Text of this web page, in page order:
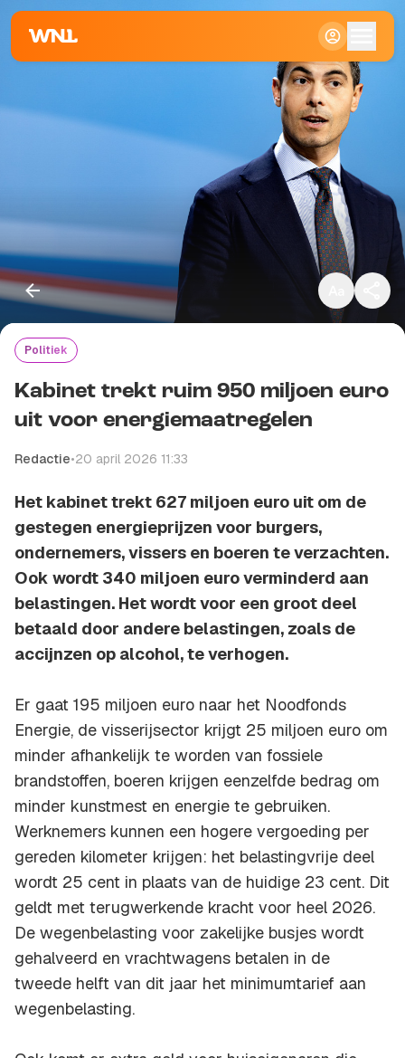
Klein
Standaard
Groot
Politiek
Kabinet trekt ruim 950 miljoen euro
uit voor energiemaatregelen
Redactie•20 april 2026 11:33
Het kabinet trekt 627 miljoen euro uit om de
gestegen energieprijzen voor burgers,
ondernemers, vissers en boeren te verzachten.
Ook wordt 340 miljoen euro verminderd aan
belastingen. Het wordt voor een groot deel
betaald door andere belastingen, zoals de
accijnzen op alcohol, te verhogen.
Er gaat 195 miljoen euro naar het Noodfonds
Energie, de visserijsector krijgt 25 miljoen euro om
minder afhankelijk te worden van fossiele
brandstoffen, boeren krijgen eenzelfde bedrag om
minder kunstmest en energie te gebruiken.
Werknemers kunnen een hogere vergoeding per
gereden kilometer krijgen: het belastingvrije deel
wordt 25 cent in plaats van de huidige 23 cent. Dit
geldt met terugwerkende kracht voor heel 2026.
De wegenbelasting voor zakelijke busjes wordt
gehalveerd en vrachtwagens betalen in de
tweede helft van dit jaar het minimumtarief aan
wegenbelasting.